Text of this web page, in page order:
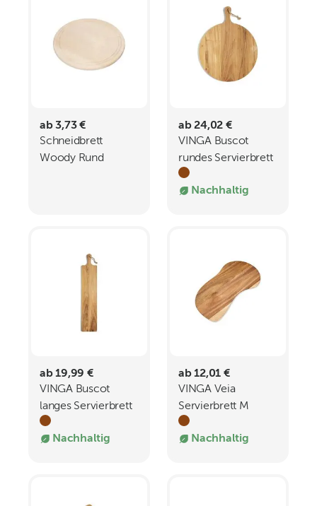
ab 3,73 €
Schneidbrett
Woody Rund
ab 24,02 €
VINGA Buscot
rundes Servierbrett
Nachhaltig
ab 19,99 €
VINGA Buscot
langes Servierbrett
Nachhaltig
ab 12,01 €
VINGA Veia
Servierbrett M
Nachhaltig